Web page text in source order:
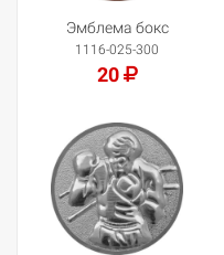
Эмблема бокс
1116-025-300
20
Добавить в корзину